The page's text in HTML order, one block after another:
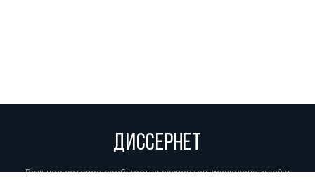
ДИССЕРНЕТ
Вольное сетевое сообщество экспертов, исследователей и